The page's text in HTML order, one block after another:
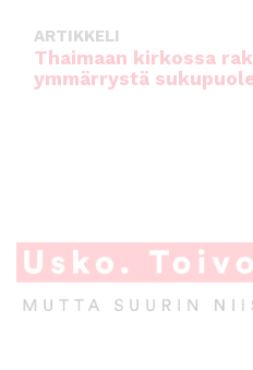
ARTIKKELI
Thaimaan kirkossa
ymmärrystä